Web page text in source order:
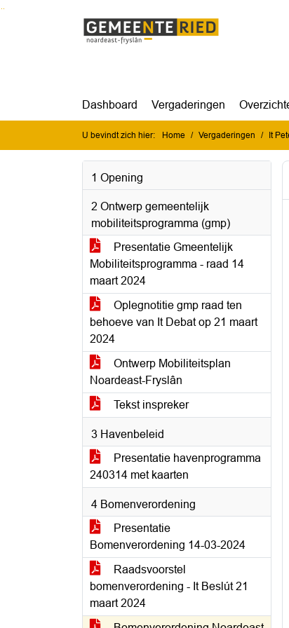
Ga naar de inhoud van deze pagina
Ga naar het zoeken
Ga naar het menu
Dashboard Vergaderingen
U bevindt zich hier: Home Vergaderingen It
1 Opening
2 Ontwerp gemeentelijk
mobiliteitsprogramma (gmp)
Presentatie Gmeentelijk
Mobiliteitsprogramma - raad 14
maart 2024
Oplegnotitie gmp raad ten
behoeve van It Debat op 21 maart
2024
Ontwerp Mobiliteitsplan
Noardeast-Fryslân
Tekst inspreker
3 Havenbeleid
Presentatie havenprogramma
240314 met kaarten
4 Bomenverordening
Presentatie
Bomenverordening 14-03-2024
Raadsvoorstel
bomenverordening - It Beslút 21
maart 2024